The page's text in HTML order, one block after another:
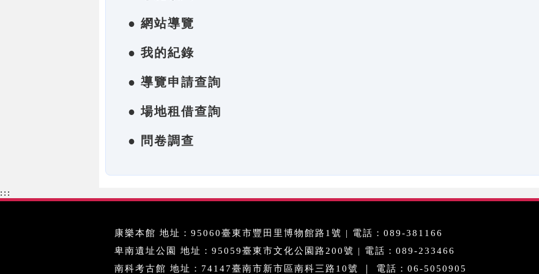
● 網站導覽
● 我的紀錄
● 導覽申請查詢
● 場地租借查詢
● 問卷調查
:::
康樂本館 地址：95060臺東市豐田里博物館路1號 | 電話：089-381166
卑南遺址公園 地址：95059臺東市文化公園路200號 | 電話：089-233466
南科考古館 地址：74147臺南市新市區南科三路10號 ｜ 電話：06-5050905